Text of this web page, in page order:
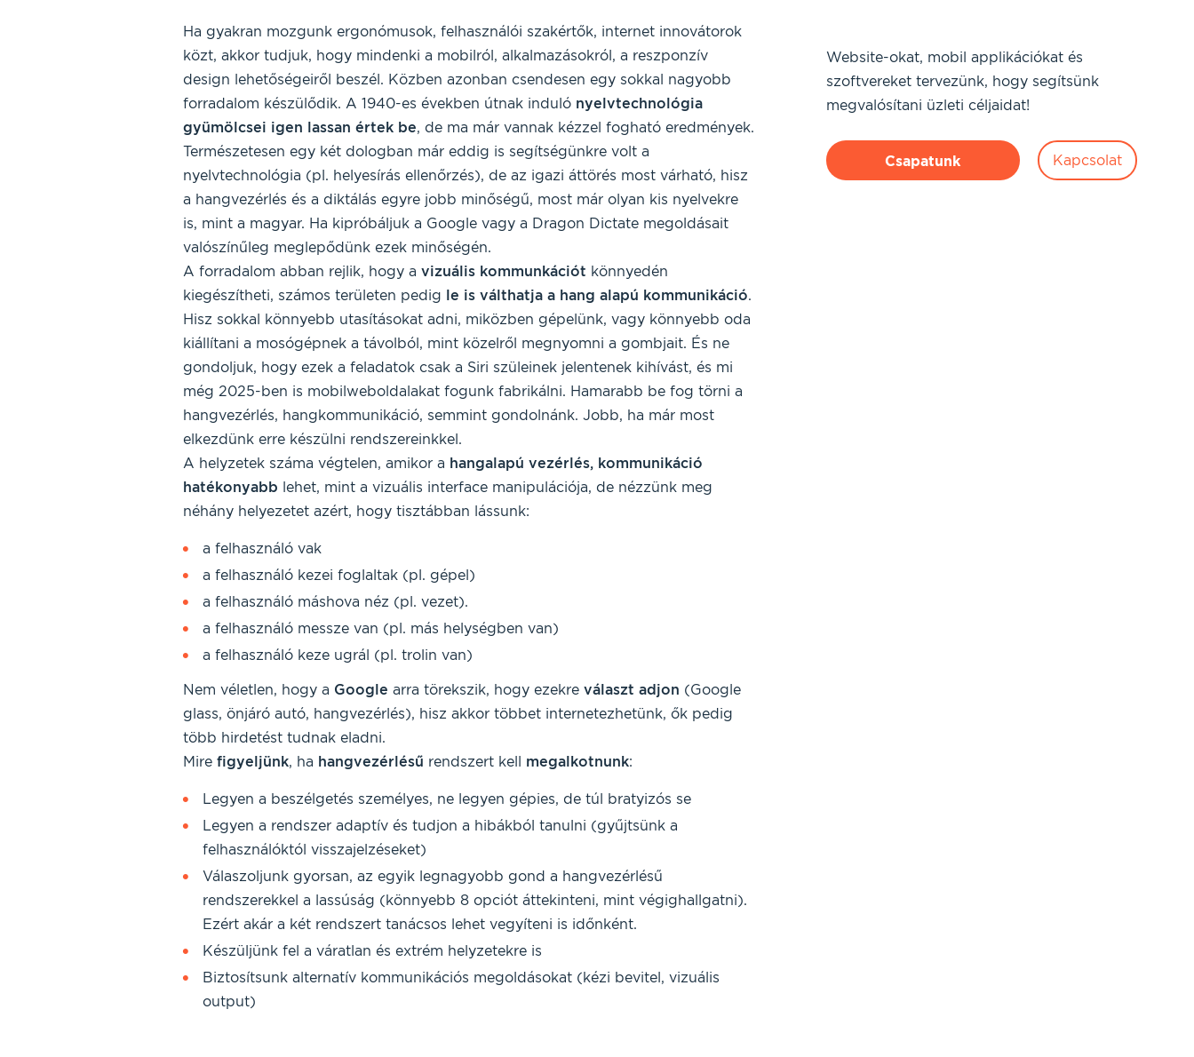
Ha gyakran mozgunk ergonómusok, felhasználói szakértők, internet innovátorok
közt, akkor tudjuk, hogy mindenki a mobilról, alkalmazásokról, a reszponzív
design lehetőségeiről beszél. Közben azonban csendesen egy sokkal nagyobb
forradalom készülődik. A 1940-es években útnak induló nyelvtechnológia
gyümölcsei igen lassan értek be, de ma már vannak kézzel fogható eredmények.
Természetesen egy két dologban már eddig is segítségünkre volt a
nyelvtechnológia (pl. helyesírás ellenőrzés), de az igazi áttörés most várható, hisz
a hangvezérlés és a diktálás egyre jobb minőségű, most már olyan kis nyelvekre
is, mint a magyar. Ha kipróbáljuk a Google vagy a Dragon Dictate megoldásait
valószínűleg meglepődünk ezek minőségén.
A forradalom abban rejlik, hogy a vizuális kommunkációt könnyedén
kiegészítheti, számos területen pedig le is válthatja a hang alapú kommunikáció.
Hisz sokkal könnyebb utasításokat adni, miközben gépelünk, vagy könnyebb oda
kiállítani a mosógépnek a távolból, mint közelről megnyomni a gombjait. És ne
gondoljuk, hogy ezek a feladatok csak a Siri szüleinek jelentenek kihívást, és mi
még 2025-ben is mobilweboldalakat fogunk fabrikálni. Hamarabb be fog törni a
hangvezérlés, hangkommunikáció, semmint gondolnánk. Jobb, ha már most
elkezdünk erre készülni rendszereinkkel.
A helyzetek száma végtelen, amikor a hangalapú vezérlés, kommunikáció
hatékonyabb lehet, mint a vizuális interface manipulációja, de nézzünk meg
néhány helyezetet azért, hogy tisztábban lássunk:
a felhasználó vak
a felhasználó kezei foglaltak (pl. gépel)
a felhasználó máshova néz (pl. vezet).
a felhasználó messze van (pl. más helységben van)
a felhasználó keze ugrál (pl. trolin van)
Nem véletlen, hogy a Google arra törekszik, hogy ezekre választ adjon (Google
glass, önjáró autó, hangvezérlés), hisz akkor többet internetezhetünk, ők pedig
több hirdetést tudnak eladni.
Mire figyeljünk, ha hangvezérlésű rendszert kell megalkotnunk:
Legyen a beszélgetés személyes, ne legyen gépies, de túl bratyizós se
Legyen a rendszer adaptív és tudjon a hibákból tanulni (gyűjtsünk a
felhasználóktól visszajelzéseket)
Válaszoljunk gyorsan, az egyik legnagyobb gond a hangvezérlésű
rendszerekkel a lassúság (könnyebb 8 opciót áttekinteni, mint végighallgatni).
Ezért akár a két rendszert tanácsos lehet vegyíteni is időnként.
Készüljünk fel a váratlan és extrém helyzetekre is
Biztosítsunk alternatív kommunikációs megoldásokat (kézi bevitel, vizuális
output)
Website-okat, mobil applikációkat és
szoftvereket tervezünk, hogy segítsünk
megvalósítani üzleti céljaidat!
Csapatunk Kapcsolat